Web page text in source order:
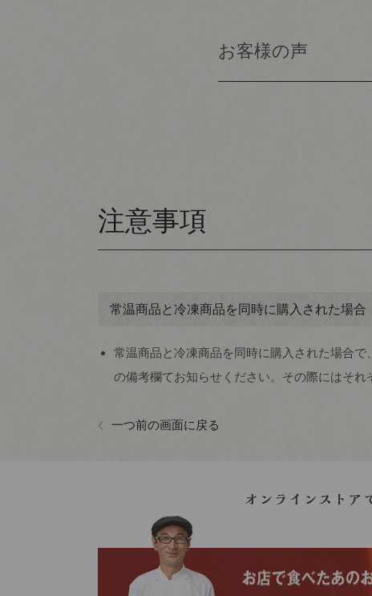
注意事項
常温商品と冷凍商品を同時に購入された場合
常温商品と冷凍商品を同時に購入された場合で
の備考欄てお知らせください。その際にはそれ
一つ前の画面に戻る